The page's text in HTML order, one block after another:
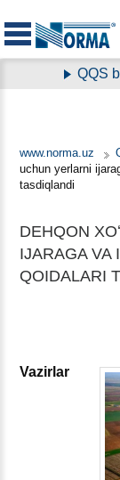
QQS
www.norma.uz
uchun yerlarni
tasdiqlandi
DEHQON
IJARAGA VA
QOIDALARI
Vazirlar